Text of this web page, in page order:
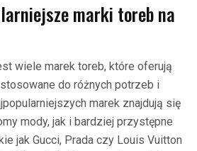
marki toreb na
wiele marek toreb, które oferują
do różnych potrzeb i
marek znajdują się
mody, jak i bardziej przystępne
jak Gucci, Prada czy Louis Vuitton